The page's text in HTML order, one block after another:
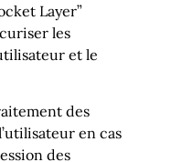
Layer”
les
et le
des
en cas
des